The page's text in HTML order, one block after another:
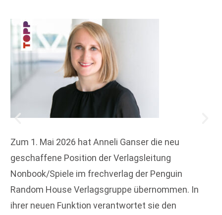
Zum 1. Mai 2026 hat Anneli Ganser die neu
geschaffene Position der Verlagsleitung
Nonbook/Spiele im frechverlag der Penguin
Random House Verlagsgruppe übernommen. In
ihrer neuen Funktion verantwortet sie den